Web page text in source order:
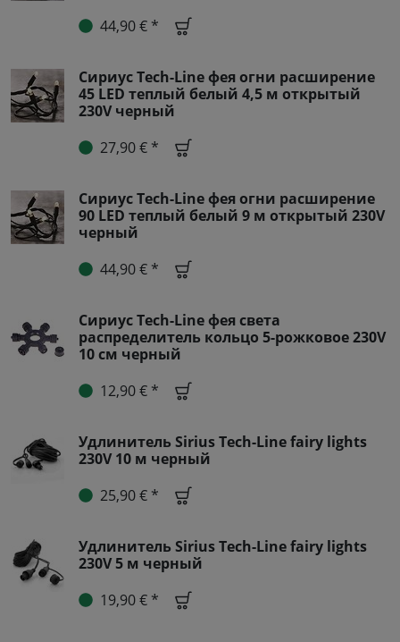
44,90 € *
Сириус Tech-Line фея огни расширение
45 LED теплый белый 4,5 м открытый
230V черный
27,90 € *
Сириус Tech-Line фея огни расширение
90 LED теплый белый 9 м открытый 230V
черный
44,90 € *
Сириус Tech-Line фея света
распределитель кольцо 5-рожковое 230V
10 см черный
12,90 € *
Удлинитель Sirius Tech-Line fairy lights
230V 10 м черный
25,90 € *
Удлинитель Sirius Tech-Line fairy lights
230V 5 м черный
19,90 € *